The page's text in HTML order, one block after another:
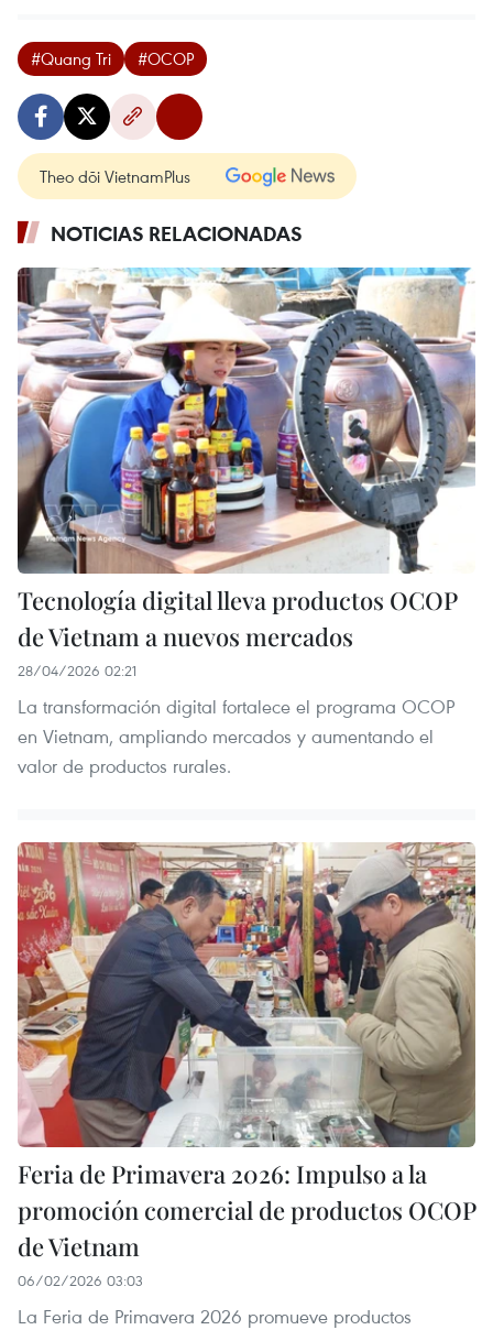
#Quang Tri #OCOP
Theo dõi VietnamPlus
NOTICIAS RELACIONADAS
Tecnología digital lleva productos OCOP
de Vietnam a nuevos mercados
28/04/2026 02:21
La transformación digital fortalece el programa OCOP
en Vietnam, ampliando mercados y aumentando el
valor de productos rurales.
Feria de Primavera 2026: Impulso a la
promoción comercial de productos OCOP
de Vietnam
06/02/2026 03:03
La Feria de Primavera 2026 promueve productos